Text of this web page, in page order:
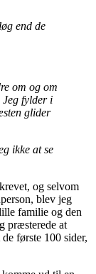
end de
om og om
Jeg fylder i
glider
ikke at se
og selvom
blev jeg
familie og den
præsterede at
første 100 sider,